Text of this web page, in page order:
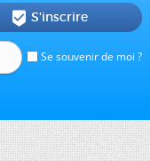
Se souvenir de moi ?
 S'inscrire